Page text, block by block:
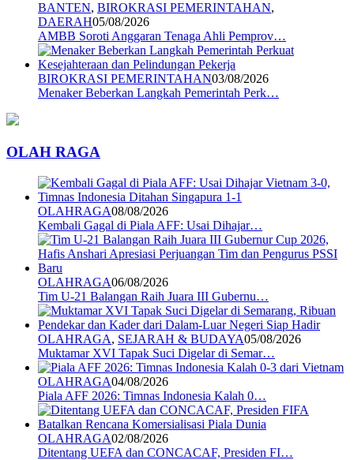
BANTEN, BIROKRASI PEMERINTAHAN,
DAERAH05/08/2026
AMBB Soroti Anggaran Tenaga Ahli Pemprov…
BIROKRASI PEMERINTAHAN03/08/2026
Menaker Beberkan Langkah Pemerintah Perk…
OLAH RAGA
OLAHRAGA08/08/2026
Kembali Gagal di Piala AFF: Usai Dihajar…
OLAHRAGA06/08/2026
Tim U-21 Balangan Raih Juara III Gubernu…
OLAHRAGA, SEJARAH & BUDAYA05/08/2026
Muktamar XVI Tapak Suci Digelar di Semar…
OLAHRAGA04/08/2026
Piala AFF 2026: Timnas Indonesia Kalah 0…
OLAHRAGA02/08/2026
Ditentang UEFA dan CONCACAF, Presiden FI…